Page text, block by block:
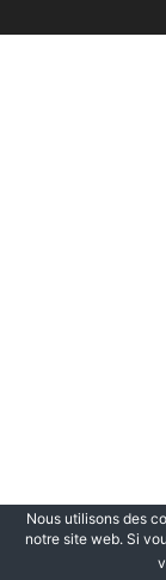
Nous utilisons des
notre site web. Si